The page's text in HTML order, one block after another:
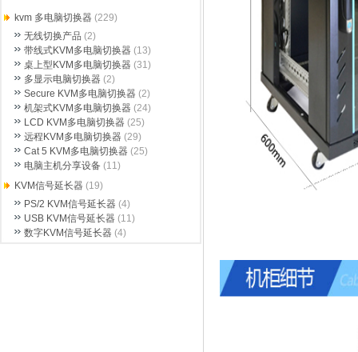
kvm 多电脑切换器 (229)
无线切换产品 (2)
带线式KVM多电脑切换器 (13)
桌上型KVM多电脑切换器 (31)
多显示电脑切换器 (2)
Secure KVM多电脑切换器 (2)
机架式KVM多电脑切换器 (24)
LCD KVM多电脑切换器 (25)
远程KVM多电脑切换器 (29)
Cat 5 KVM多电脑切换器 (25)
电脑主机分享设备 (11)
KVM信号延长器 (19)
PS/2 KVM信号延长器 (4)
USB KVM信号延长器 (11)
数字KVM信号延长器 (4)